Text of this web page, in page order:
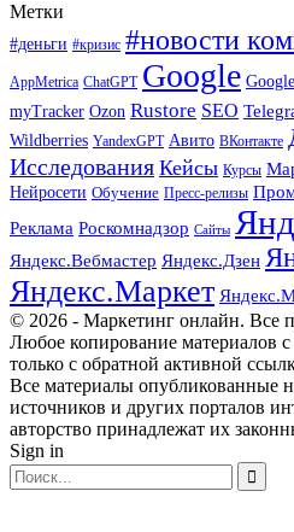
Метки
#деньги #кризис #новости
AppMetrica ChatGPT Google
myTracker Ozon Rustore SEO
Wildberries YandexGPT Авито ВКонтакте
Исследования Кейсы Курсы
Нейросети Обучение Пресс-релизы
Реклама Роскомнадзор Сайты
Яндекс.Вебмастер Яндекс.Дзен
Яндекс.Маркет
© 2026 - Маркетинг онлайн. Все
Любое копирование материалов с
только с обратной активной
Все материалы опубликованные
источников и других порталов
авторство принадлежат их
Sign in